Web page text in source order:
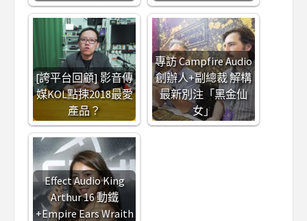
[誇平台回顧] 影音傳
媒KOL點揀2018最愛
產品？
專訪 Campfire Audio
創辦人+副總裁 解構
最新別注「黑金仙
女」
Effect Audio King
Arthur 16 動鐵
+Empire Ears Wraith